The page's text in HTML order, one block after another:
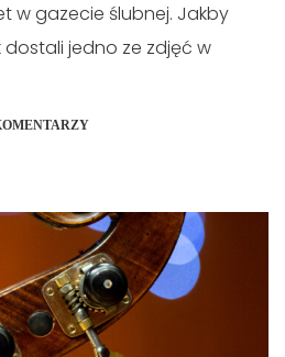
w gazecie ślubnej. Jakby
dostali jedno ze zdjęć w